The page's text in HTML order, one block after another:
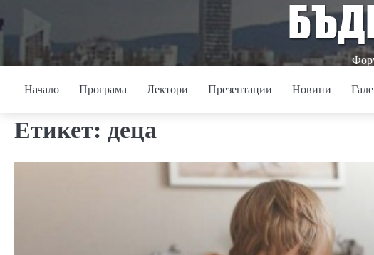
to
content
Начало Програма Лектори Презентации Новини
Етикет: деца